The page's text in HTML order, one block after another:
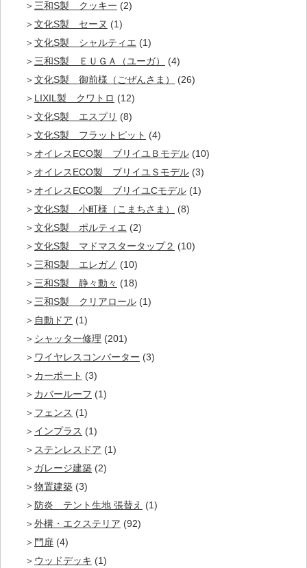
三和S製 クッキー (2)
文化S製 セーヌ (1)
文化S製 シャルティエ (1)
三和S製 ＥＵＧＡ（ユーガ）
(4)
文化S製 御前様（ごぜんさま）
(26)
LIXIL製 クワトロ (12)
文化S製 エスプリ (8)
文化S製 フラットピット (4)
オイレスECO製 ブリイユＢモデル (10)
オイレスECO製 ブリイユＳモデル (3)
オイレスECO製 ブリイユCモデル (1)
文化S製 小町様（こまちさま）
(8)
文化S製 ポルティエ (2)
文化S製 マドマスタータップ２ (10)
三和S製 エレガノ (10)
三和S製 静々動々 (18)
三和S製 クリアロール (1)
自動ドア (1)
シャッター修理 (201)
ワイヤレスコンバーター (3)
カーポート (3)
カバールーフ (1)
フェンス (1)
インプラス (1)
ステンレスドア (1)
ガレージ建築 (2)
物置建築 (3)
防炎 テント生地 張替え (1)
外構・エクステリア (92)
門扉 (4)
ウッドデッキ (1)